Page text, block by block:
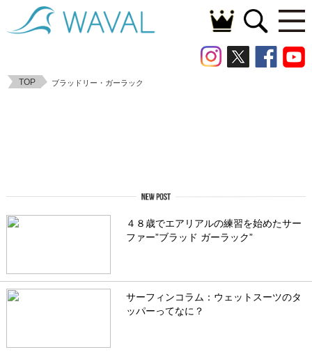
TOP ブラッドリー・ガーラック
４８歳でエアリアルの練習を始めたサー
ファー”ブラッド ガーラック”
サーフィンコラム：ウェットスーツのタ
ッパーってなに？